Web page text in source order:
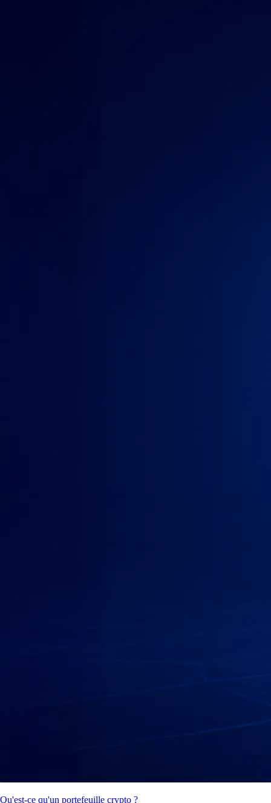
Qu'est-ce qu'un portefeuille crypto ?